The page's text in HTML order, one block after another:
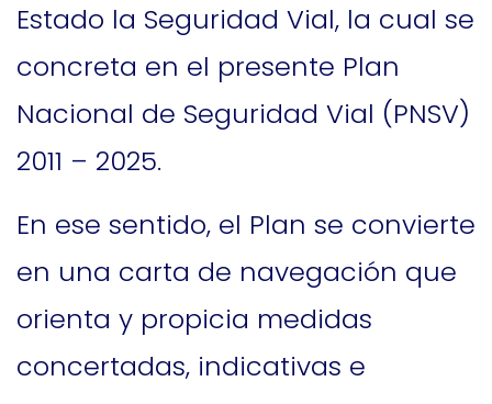
Estado la Seguridad Vial, la cual se
concreta en el presente Plan
Nacional de Seguridad Vial (PNSV)
2011 – 2025.
En ese sentido, el Plan se convierte
en una carta de navegación que
orienta y propicia medidas
concertadas, indicativas e